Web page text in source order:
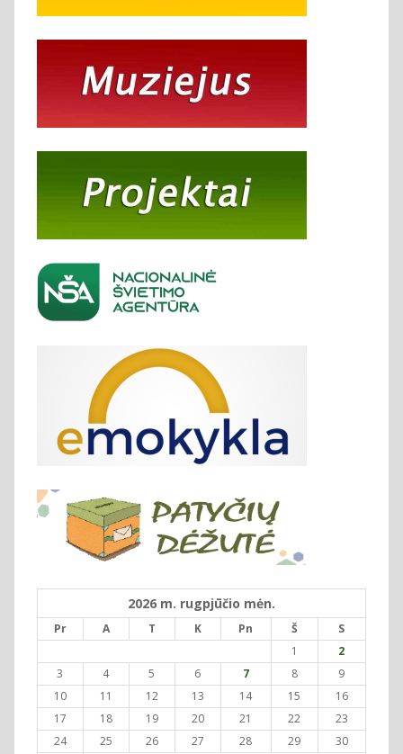
2026 m. rugpjūčio mėn.
Pr A T K Pn Š
S
1
2
3
4 5 6 7 8
9
10
11 12 13 14 15
16
17
18 19 20 21 22
23
24
25 26 27 28 29
30